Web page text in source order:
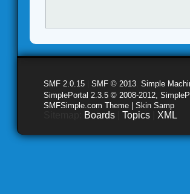
SMF 2.0.15 SMF © 2013 Simple
SimplePortal 2.3.5 © 2008-2012,
SMFSimple.com Theme | Skin Samp
Boards Topics XML